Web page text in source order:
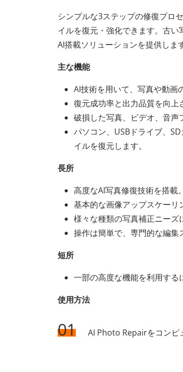
シンプルな3ステップの修復プロ
イルを復元・強化できます。古
AI搭載ソリューションを提供します
主な機能
AI技術を用いて、写真や動画
復元成功率と出力品質を向上
破損した写真、ビデオ、音声
パソコン、USBドライブ、
イルを復元します。
長所
高度なAI写真修復技術を搭載。
基本的な画像アップスケーリ
様々な種類の写真補正ニーズ
操作は簡単で、専門的な編集
短所
一部の高度な機能を利用する
使用方法
01 AI Photo Repairをコンピ